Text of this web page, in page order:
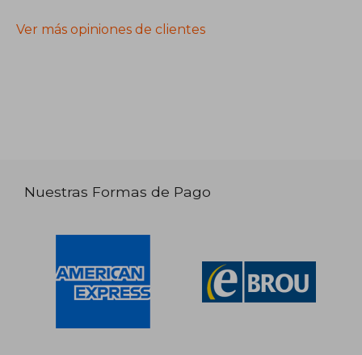
Ver más opiniones de clientes
Nuestras Formas de Pago